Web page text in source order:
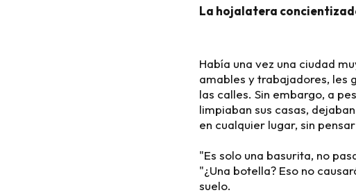
La hojalatera
Había una vez una ciudad
amables y trabajadores, les
las calles. Sin embargo, a
limpiaban sus casas,
en cualquier lugar, sin
"Es solo una basurita, no
"¿Una botella? Eso no
suelo.